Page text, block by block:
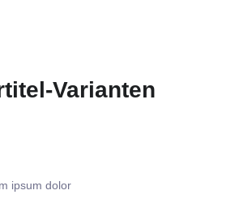
Varianten
ipsum dolor